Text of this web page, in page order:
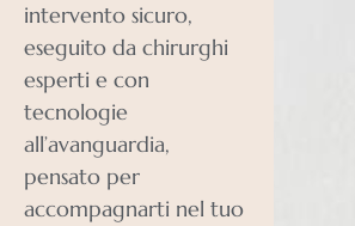
intervento sicuro,
eseguito da chirurghi
esperti e con
tecnologie
all’avanguardia,
pensato per
accompagnarti nel tuo